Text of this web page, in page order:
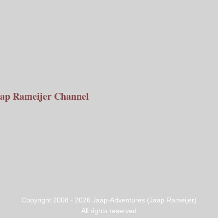
Rameijer Channel
Copyright 2008 - 2026 Jaap-Adventures (Jaap Rameijer)
All rights reserved